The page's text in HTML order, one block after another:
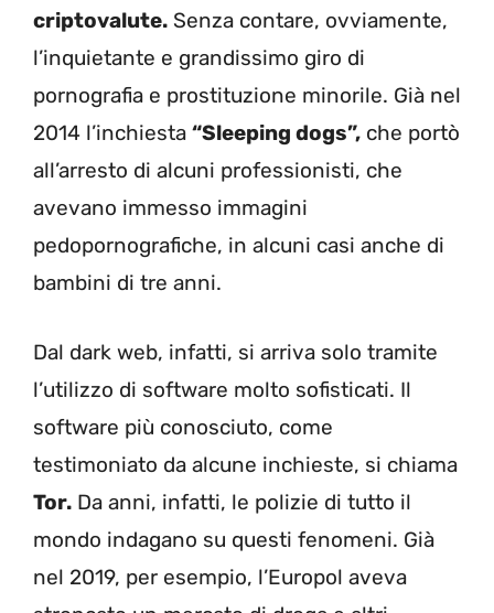
criptovalute. Senza contare, ovviamente,
l’inquietante e grandissimo giro di
pornografia e prostituzione minorile. Già nel
2014 l’inchiesta “Sleeping dogs”, che portò
all’arresto di alcuni professionisti, che
avevano immesso immagini
pedopornografiche, in alcuni casi anche di
bambini di tre anni.
Dal dark web, infatti, si arriva solo tramite
l’utilizzo di software molto sofisticati. Il
software più conosciuto, come
testimoniato da alcune inchieste, si chiama
Tor. Da anni, infatti, le polizie di tutto il
mondo indagano su questi fenomeni. Già
nel 2019, per esempio, l’Europol aveva